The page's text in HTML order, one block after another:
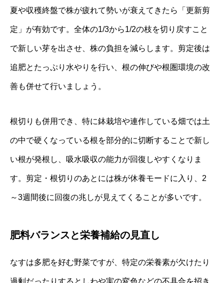
夏や収穫終盤で株が疲れて勢いが衰えてきたら「更新剪
定」が有効です。全体の1/3から1/2の枝を切り戻すこと
で新しい芽を出させ、株の負担を減らします。剪定後は
追肥とたっぷり水やりを行い、根の伸びや根圏環境の改
善も併せて行いましょう。
根切りも併用でき、特に鉢栽培や連作している畑では土
の中で硬くなっている根を部分的に切断することで新し
い根が発根し、吸水吸収の能力が回復しやすくなりま
す。剪定・根切りのあとには株が休養モードに入り、2
～3週間後に回復の兆しが見えてくることが多いです。
肥料バランスと栄養補給の見直し
なすは多肥を好む野菜ですが、特定の栄養素が欠けたり